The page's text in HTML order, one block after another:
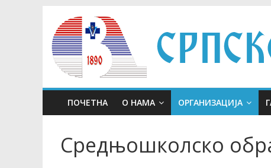
content
ПОЧЕТНА О НАМА ОРГАНИЗАЦИЈА
Средњошколско